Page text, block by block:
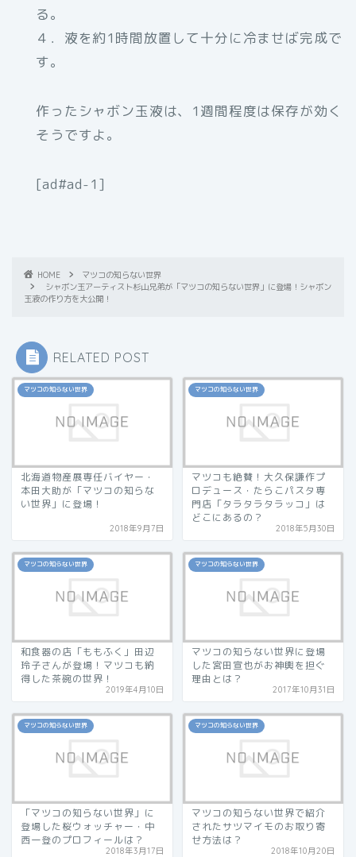
る。
４．液を約1時間放置して十分に冷ませば完成で
す。
作ったシャボン玉液は、1週間程度は保存が効く
そうですよ。
[ad#ad-1]
HOME
マツコの知らない世界
シャボン玉アーティスト杉山兄弟が「マツコの知らない世界」に登場！シャボン
玉液の作り方を大公開！
RELATED POST
マツコの知らない世界
北海道物産展専任バイヤー・
本田大助が「マツコの知らな
い世界」に登場！
2018年9月7日
マツコの知らない世界
マツコも絶賛！大久保謙作プ
ロデュース・たらこパスタ専
門店「タラタラタラッコ」は
どこにあるの？
2018年5月30日
マツコの知らない世界
和食器の店「ももふく」田辺
玲子さんが登場！マツコも納
得した茶碗の世界！
2019年4月10日
マツコの知らない世界
マツコの知らない世界に登場
した宮田宣也がお神輿を担ぐ
理由とは？
2017年10月31日
マツコの知らない世界
「マツコの知らない世界」に
登場した桜ウォッチャー・中
西一登のプロフィールは？
2018年3月17日
マツコの知らない世界
マツコの知らない世界で紹介
されたサツマイモのお取り寄
せ方法は？
2018年10月20日